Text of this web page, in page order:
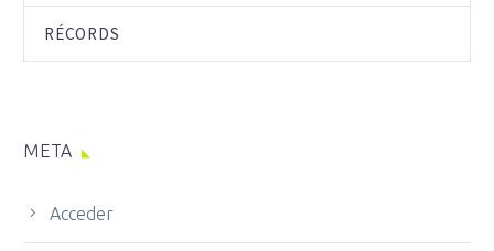
RÉCORDS
META
Acceder